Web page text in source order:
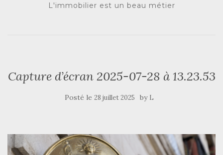
L'immobilier est un beau métier
Capture d’écran 2025-07-28 à 13.23.53
Posté le 28 juillet 2025 by L